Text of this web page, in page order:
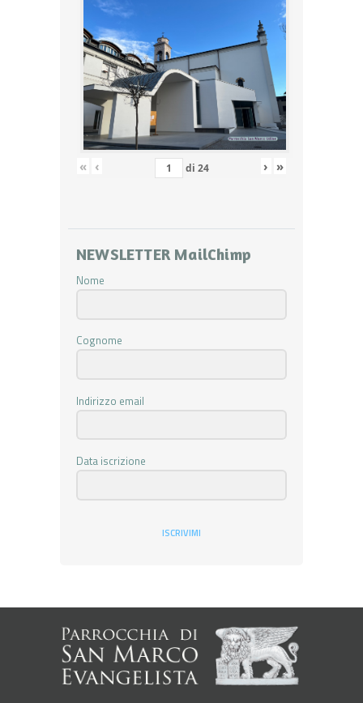
« ‹ di 24 › »
NEWSLETTER MailChimp
Nome
Cognome
Indirizzo email
Data iscrizione
ISCRIVIMI